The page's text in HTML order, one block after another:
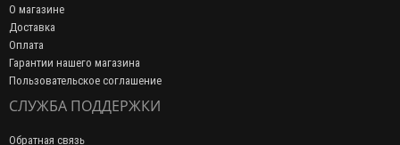
О магазине
Доставка
Оплата
Гарантии нашего магазина
Пользовательское соглашение
СЛУЖБА ПОДДЕРЖКИ
Обратная связь